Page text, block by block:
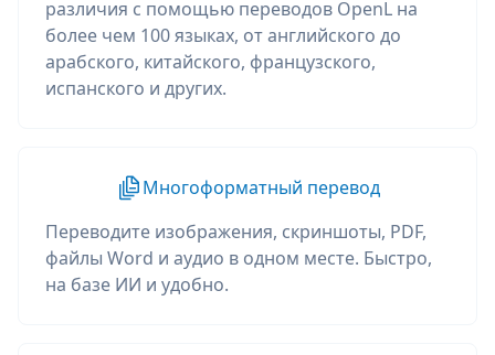
различия с помощью переводов OpenL на
более чем 100 языках, от английского до
арабского, китайского, французского,
испанского и других.
Многоформатный перевод
Переводите изображения, скриншоты, PDF,
файлы Word и аудио в одном месте. Быстро,
на базе ИИ и удобно.